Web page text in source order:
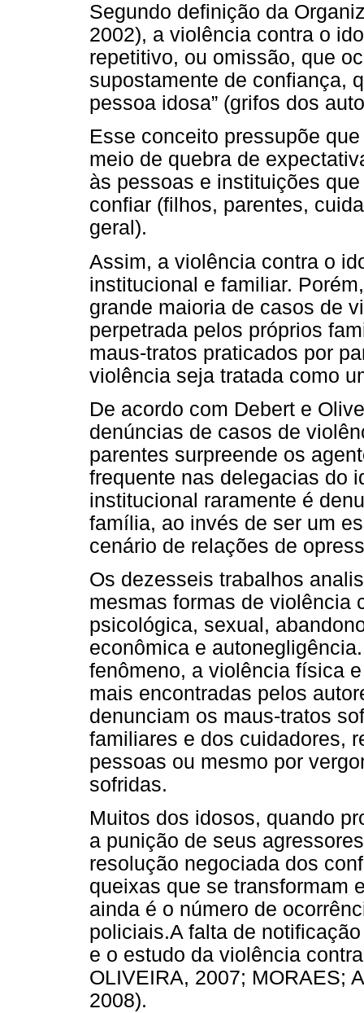
Segundo definição da
2002), a violência contra o
repetitivo, ou omissão, que
supostamente de confiança,
pessoa idosa” (grifos dos
Esse conceito pressupõe
meio de quebra de
às pessoas e instituições
confiar (filhos, parentes,
geral).
Assim, a violência contra o
institucional e familiar.
grande maioria de casos de
perpetrada pelos próprios
maus-tratos praticados por
violência seja tratada como
De acordo com Debert e
denúncias de casos de
parentes surpreende os
frequente nas delegacias do
institucional raramente é
família, ao invés de ser um
cenário de relações de
Os dezesseis trabalhos
mesmas formas de violência
psicológica, sexual,
econômica e
fenômeno, a violência física
mais encontradas pelos
denunciam os maus-tratos
familiares e dos cuidadores,
pessoas ou mesmo por
sofridas.
Muitos dos idosos, quando
a punição de seus
resolução negociada dos
queixas que se transformam
ainda é o número de
policiais.A falta de
e o estudo da violência
OLIVEIRA, 2007; MORAES;
2008).